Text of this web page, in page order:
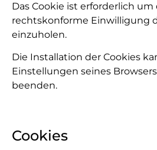
Das Cookie ist erforderlich um
rechtskonforme Einwilligung
einzuholen.
Die Installation der Cookies
Einstellungen seines
beenden.
Cookies